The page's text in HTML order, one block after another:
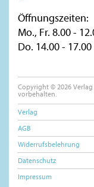
Öffnungszeiten:
Mo., Fr. 8.00 -
Do. 14.00 - 17.00
Copyright © 2026
vorbehalten.
Verlag
AGB
Widerrufsbelehrung
Datenschutz
Impressum